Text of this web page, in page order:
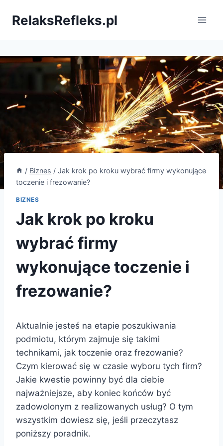
RelaksRefleks.pl
/ Biznes / Jak krok po kroku wybrać firmy wykonujące
toczenie i frezowanie?
BIZNES
Jak krok po kroku
wybrać firmy
wykonujące toczenie i
frezowanie?
Aktualnie jesteś na etapie poszukiwania
podmiotu, którym zajmuje się takimi
technikami, jak toczenie oraz frezowanie?
Czym kierować się w czasie wyboru tych firm?
Jakie kwestie powinny być dla ciebie
najważniejsze, aby koniec końców być
zadowolonym z realizowanych usług? O tym
wszystkim dowiesz się, jeśli przeczytasz
poniższy poradnik.